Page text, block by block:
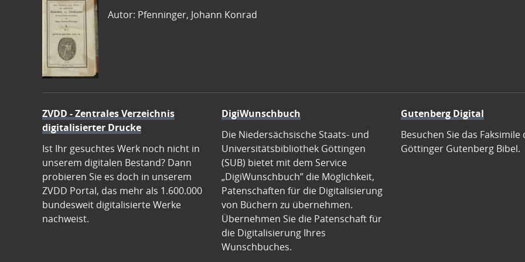
Autor: Pfenninger, Johann Konrad
ZVDD - Zentrales Verzeichnis
digitalisierter Drucke
Ist Ihr gesuchtes Werk noch nicht in
unserem digitalen Bestand? Dann
probieren Sie es doch in unserem
ZVDD Portal, das mehr als 1.600.000
bundesweit digitalisierte Werke
nachweist.
DigiWunschbuch
Die Niedersächsische Staats- und
Universitätsbibliothek Göttingen
(SUB) bietet mit dem Service
„DigiWunschbuch” die Möglichkeit,
Patenschaften für die Digitalisierung
von Büchern zu übernehmen.
Übernehmen Sie die Patenschaft für
die Digitalisierung Ihres
Wunschbuches.
Gutenberg Digital
Besuchen Sie das Faksimile
Göttinger Gutenberg Bibel.